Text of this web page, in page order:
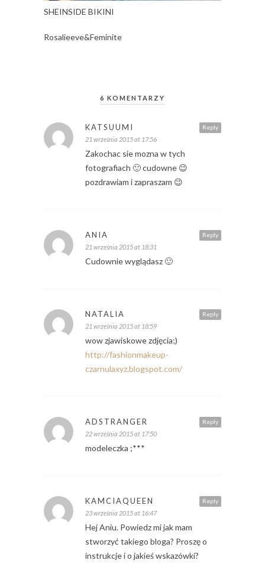
SHEINSIDE BIKINI
Rosalieeve&Feminite
6 KOMENTARZY
Reply
KATSUUMI
21 września 2015 at 17:56
Zakochac sie mozna w tych
fotografiach 🙂 cudowne 😉
pozdrawiam i zapraszam 😉
Reply
ANIA
21 września 2015 at 18:31
Cudownie wyglądasz 🙂
Reply
NATALIA
21 września 2015 at 18:59
wow zjawiskowe zdjęcia;)
http://fashionmakeup-
czarnulaxyz.blogspot.com/
Reply
ADSTRANGER
22 września 2015 at 17:50
modeleczka ;***
Reply
KAMCIAQUEEN
23 września 2015 at 16:47
Hej Aniu. Powiedz mi jak mam
stworzyć takiego bloga? Proszę o
instrukcje i o jakieś wskazówki?